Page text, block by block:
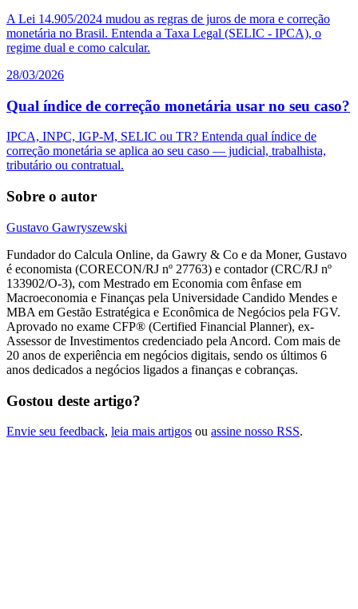
A Lei 14.905/2024 mudou as regras de juros de mora e correção
monetária no Brasil. Entenda a Taxa Legal (SELIC - IPCA), o
regime dual e como calcular.
28/03/2026
Qual índice de correção monetária usar no seu caso?
IPCA, INPC, IGP-M, SELIC ou TR? Entenda qual índice de
correção monetária se aplica ao seu caso — judicial, trabalhista,
tributário ou contratual.
Sobre o autor
Gustavo Gawryszewski
Fundador do Calcula Online, da Gawry & Co e da Moner, Gustavo
é economista (CORECON/RJ nº 27763) e contador (CRC/RJ nº
133902/O-3), com Mestrado em Economia com ênfase em
Macroeconomia e Finanças pela Universidade Candido Mendes e
MBA em Gestão Estratégica e Econômica de Negócios pela FGV.
Aprovado no exame CFP® (Certified Financial Planner), ex-
Assessor de Investimentos credenciado pela Ancord. Com mais de
20 anos de experiência em negócios digitais, sendo os últimos 6
anos dedicados a negócios ligados a finanças e cobranças.
Gostou deste artigo?
Envie seu feedback, leia mais artigos ou assine nosso RSS.